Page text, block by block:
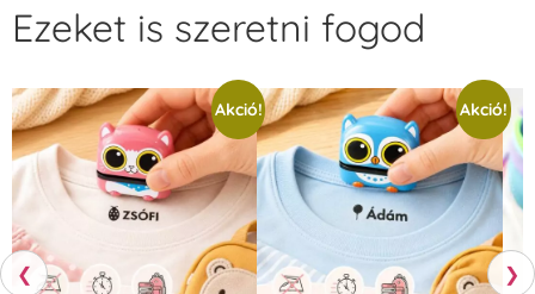
❮
Ezeket is szeretni fogod
Akció! Akció!
❯